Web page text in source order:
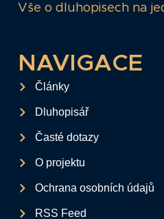
Vše o dluhopisech na
NAVIGACE
Články
Dluhopisář
Časté dotazy
O projektu
Ochrana osobních údajů
RSS Feed